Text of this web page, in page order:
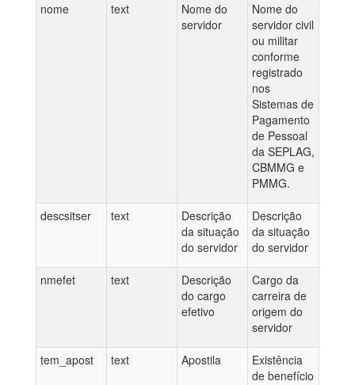
nome text
Nome do
servidor
Nome do
servidor civil
ou militar
conforme
registrado
nos
Sistemas de
Pagamento
de Pessoal
da SEPLAG,
CBMMG e
PMMG.
descsitser text
Descrição
da situação
do servidor
Descrição
da situação
do servidor
nmefet text
Descrição
do cargo
efetivo
Cargo da
carreira de
origem do
servidor
tem_apost text Apostila
Existência
de benefício